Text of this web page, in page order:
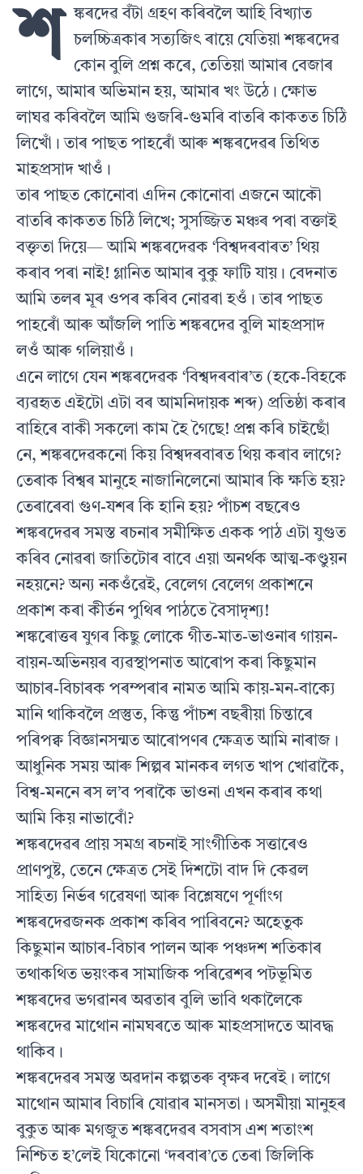
শ
ঙ্কৰদেৱ বঁটা গ্ৰহণ কৰিবলৈ আহি বিখ্যাত
চলচ্চিত্ৰকাৰ সত্যজিৎ ৰায়ে যেতিয়া শঙ্কৰদেৱ
কোন বুলি প্ৰশ্ন কৰে, তেতিয়া আমাৰ বেজাৰ
লাগে, আমাৰ অভিমান হয়, আমাৰ খং উঠে। ক্ষোভ
লাঘৱ কৰিবলৈ আমি গুজৰি-গুমৰি বাতৰি কাকতত চিঠি
লিখোঁ। তাৰ পাছত পাহৰোঁ আৰু শঙ্কৰদেৱৰ তিথিত
মাহপ্ৰসাদ খাওঁ।
তাৰ পাছত কোনোবা এদিন কোনোবা এজনে আকৌ
বাতৰি কাকতত চিঠি লিখে; সুসজ্জিত মঞ্চৰ পৰা বক্তাই
বক্তৃতা দিয়ে— আমি শঙ্কৰদেৱক ‘বিশ্বদৰবাৰত’ থিয়
কৰাব পৰা নাই! গ্লানিত আমাৰ বুকু ফাটি যায়। বেদনাত
আমি তলৰ মূৰ ওপৰ কৰিব নোৱৰা হওঁ। তাৰ পাছত
পাহৰোঁ আৰু আঁজলি পাতি শঙ্কৰদেৱ বুলি মাহপ্ৰসাদ
লওঁ আৰু গলিয়াওঁ।
এনে লাগে যেন শঙ্কৰদেৱক ‘বিশ্বদৰবাৰ’ত (হকে-বিহকে
ব্যৱহৃত এইটো এটা বৰ আমনিদায়ক শব্দ) প্ৰতিষ্ঠা কৰাৰ
বাহিৰে বাকী সকলো কাম হৈ গৈছে! প্ৰশ্ন কৰি চাইছোঁ
নে, শঙ্কৰদেৱকনো কিয় বিশ্বদৰবাৰত থিয় কৰাব লাগে?
তেৰাক বিশ্বৰ মানুহে নাজানিলেনো আমাৰ কি ক্ষতি হয়?
তেৰাৰেবা গুণ-যশৰ কি হানি হয়? পাঁচশ বছৰেও
শঙ্কৰদেৱৰ সমস্ত ৰচনাৰ সমীক্ষিত একক পাঠ এটা যুগুত
কৰিব নোৱৰা জাতিটোৰ বাবে এয়া অনৰ্থক আত্ম-কণ্ডুয়ন
নহয়নে? অন্য নকওঁৱেই, বেলেগ বেলেগ প্ৰকাশনে
প্ৰকাশ কৰা কীৰ্তন পুথিৰ পাঠতে বৈসাদৃশ্য!
শঙ্কৰোত্তৰ যুগৰ কিছু লোকে গীত-মাত-ভাওনাৰ গায়ন-
বায়ন-অভিনয়ৰ ব্যৱস্থাপনাত আৰোপ কৰা কিছুমান
আচাৰ-বিচাৰক পৰম্পৰাৰ নামত আমি কায়-মন-বাক্যে
মানি থাকিবলৈ প্ৰস্তুত, কিন্তু পাঁচশ বছৰীয়া চিন্তাৰে
পৰিপক্ব বিজ্ঞানসন্মত আৰোপণৰ ক্ষেত্ৰত আমি নাৰাজ।
আধুনিক সময় আৰু শিল্পৰ মানকৰ লগত খাপ খোৱাকৈ,
বিশ্ব-মননে ৰস ল’ব পৰাকৈ ভাওনা এখন কৰাৰ কথা
আমি কিয় নাভাবোঁ?
শঙ্কৰদেৱৰ প্ৰায় সমগ্ৰ ৰচনাই সাংগীতিক সত্তাৰেও
প্ৰাণপুষ্ট, তেনে ক্ষেত্ৰত সেই দিশটো বাদ দি কেৱল
সাহিত্য নিৰ্ভৰ গৱেষণা আৰু বিশ্লেষণে পূৰ্ণাংগ
শঙ্কৰদেৱজনক প্ৰকাশ কৰিব পাৰিবনে? অহেতুক
কিছুমান আচাৰ-বিচাৰ পালন আৰু পঞ্চদশ শতিকাৰ
তথাকথিত ভয়ংকৰ সামাজিক পৰিৱেশৰ পটভূমিত
শঙ্কৰদেৱ ভগৱানৰ অৱতাৰ বুলি ভাবি থকালৈকে
শঙ্কৰদেৱ মাথোন নামঘৰতে আৰু মাহপ্ৰসাদতে আবদ্ধ
থাকিব।
শঙ্কৰদেৱৰ সমস্ত অৱদান কল্পতৰু বৃক্ষৰ দৰেই। লাগে
মাথোন আমাৰ বিচাৰি যোৱাৰ মানসতা। অসমীয়া মানুহৰ
বুকুত আৰু মগজুত শঙ্কৰদেৱৰ বসবাস এশ শতাংশ
নিশ্চিত হ’লেই যিকোনো ‘দৰবাৰ’তে তেৰা জিলিকি